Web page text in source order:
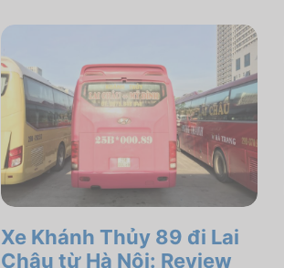
Xe Khánh Thủy 89 đi Lai
Châu từ Hà Nội: Review